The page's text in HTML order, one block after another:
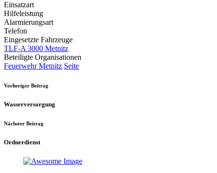
Einsatzart
Hilfeleistung
Alarmierungsart
Telefon
Eingesetzte Fahrzeuge
TLF-A 3000 Metnitz
Beteiligte Organisationen
Feuerwehr Metnitz Seite
Vorheriger Beitrag
Wasserversorgung
Nächster Beitrag
Ordnerdienst